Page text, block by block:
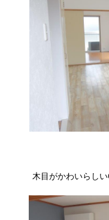
木目がかわいらし